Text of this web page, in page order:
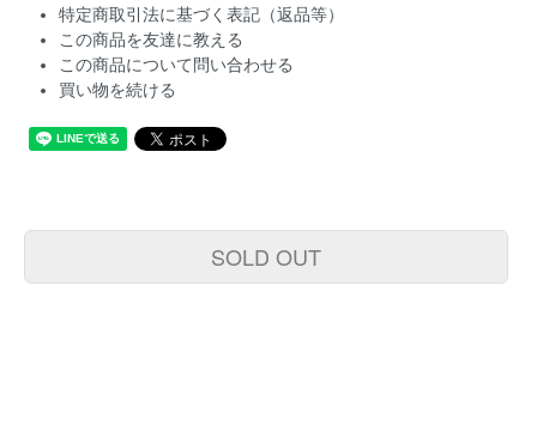
特定商取引法に基づく表記（返品等）
この商品を友達に教える
この商品について問い合わせる
買い物を続ける
SOLD OUT